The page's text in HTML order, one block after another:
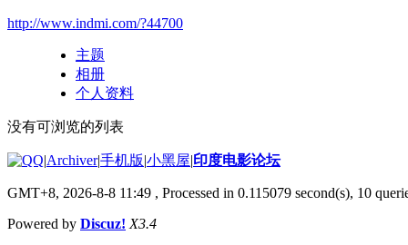
http://www.indmi.com/?44700
主题
相册
个人资料
没有可浏览的列表
|Archiver|手机版|小黑屋|印度电影论坛
GMT+8, 2026-8-8 11:49 , Processed in 0.115079 second(s), 10
Powered by Discuz! X3.4